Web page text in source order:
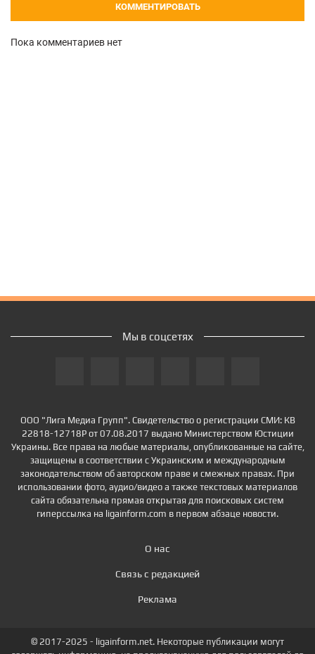
КОММЕНТИРОВАТЬ
Пока комментариев нет
ООО "Лига Медиа Групп". Свидетельство о регистрации СМИ: КВ
22818-12718Р от 07.08.2017 выдано Министерством Юстиции
Украины. Все права на любые материалы, опубликованные на сайте,
защищены в соответствии с Украинским и международным
законодательством об авторском праве и смежных правах. При
использовании фото, аудио/видео а также текстовых материалов
сайта обязательна прямая открытая для поисковых систем
гиперссылка на ligainform.com в первом абзаце новости.
О нас
Связь с редакцией
Реклама
Мы в соцсетях
© 2017-2025 - ligainform.net. Некоторые публикации могут